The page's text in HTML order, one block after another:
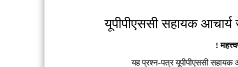
यूपीपीएससी सहायक आचार्य
!
यह प्रश्‍न-पत्र यूपीपीएससी सहायक